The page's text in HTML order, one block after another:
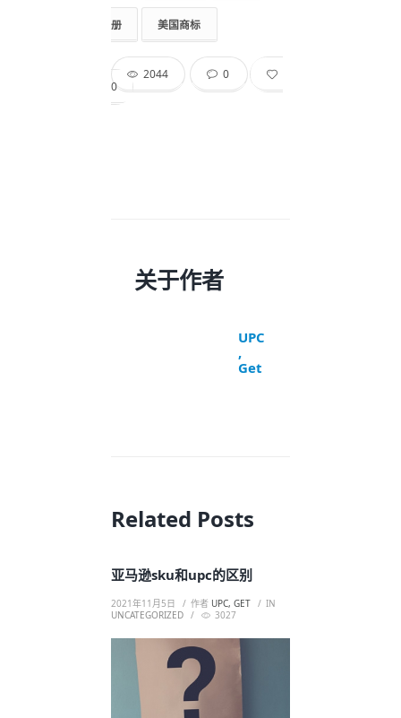
册 美国商标
2044
0
0
关于作者
UPC
,
Get
Related Posts
亚马逊sku和upc的区别
2021年11月5日 作者 UPC, GET
IN
UNCATEGORIZED
3027